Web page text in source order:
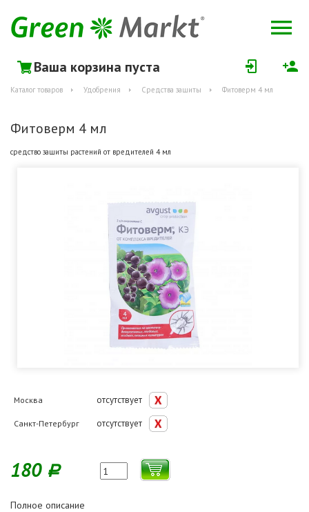
Ваша корзина пуста
Каталог товаров Удобрения Средства защиты Фитоверм 4 мл
Фитоверм 4 мл
средство защиты растений от вредителей 4 мл
Москва отсутствует
Санкт-Петербург отсутствует
180 Р
Полное описание